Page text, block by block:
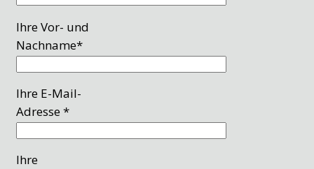
Ihre Vor- und
Nachname*
Ihre E-Mail-
Adresse *
Ihre